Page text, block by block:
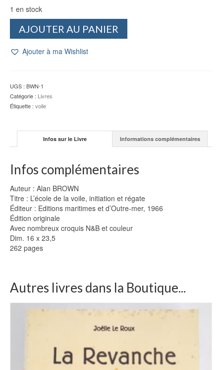
1 en stock
quantité
de
-
Alan
BROWN
AJOUTER AU PANIER
Ajouter à ma Wishlist
UGS : BWN-1
Catégorie : Livres
Étiquette : voile
Infos sur le Livre Informations complémentaires
Infos complémentaires
Auteur : Alan BROWN
Titre : L’école de la voile, initiation et régate
Éditeur : Editions maritimes et d’Outre-mer, 1966
Édition originale
Avec nombreux croquis N&B et couleur
Dim. 16 x 23,5
262 pages
Autres livres dans la Boutique...